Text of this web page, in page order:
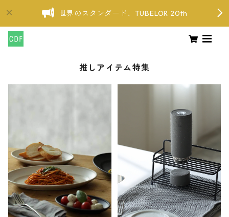
世界のスタンダード、TUBELOR 20th
推しアイテム特集